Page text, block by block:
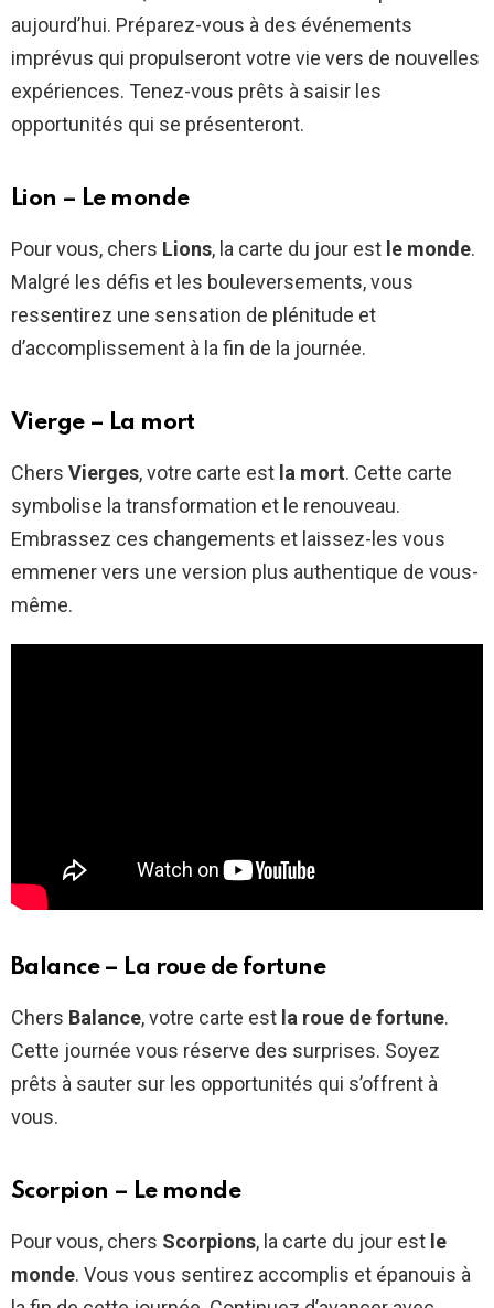
aujourd’hui. Préparez-vous à des événements
imprévus qui propulseront votre vie vers de nouvelles
expériences. Tenez-vous prêts à saisir les
opportunités qui se présenteront.
Lion – Le monde
Pour vous, chers Lions, la carte du jour est le monde.
Malgré les défis et les bouleversements, vous
ressentirez une sensation de plénitude et
d’accomplissement à la fin de la journée.
Vierge – La mort
Chers Vierges, votre carte est la mort. Cette carte
symbolise la transformation et le renouveau.
Embrassez ces changements et laissez-les vous
emmener vers une version plus authentique de vous-
même.
Balance – La roue de fortune
Chers Balance, votre carte est la roue de fortune.
Cette journée vous réserve des surprises. Soyez
prêts à sauter sur les opportunités qui s’offrent à
vous.
Scorpion – Le monde
Pour vous, chers Scorpions, la carte du jour est le
monde. Vous vous sentirez accomplis et épanouis à